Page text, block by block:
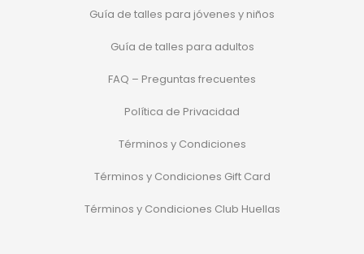
Guía de talles para jóvenes y niños
Guía de talles para adultos
FAQ – Preguntas frecuentes
Política de Privacidad
Términos y Condiciones
Términos y Condiciones Gift Card
Términos y Condiciones Club Huellas